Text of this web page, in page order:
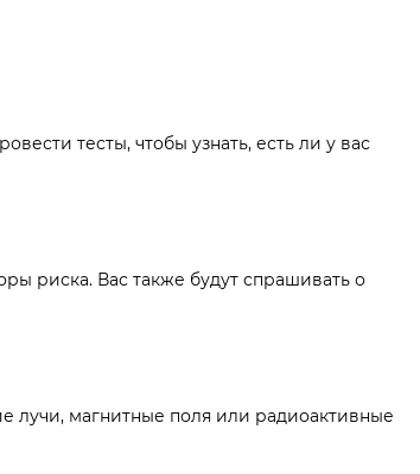
тесты, чтобы узнать, есть ли у вас
риска. Вас также будут спрашивать о
лучи, магнитные поля или радиоактивные